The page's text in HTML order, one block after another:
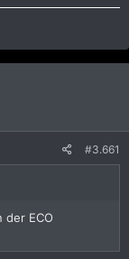
#3.661
der ECO